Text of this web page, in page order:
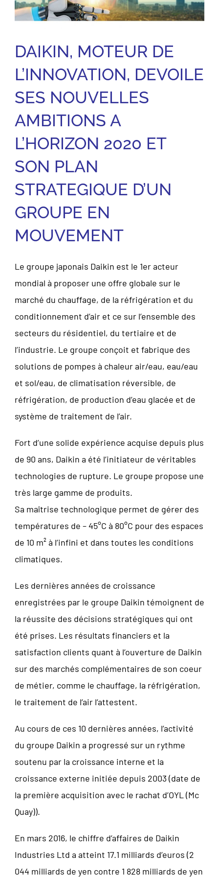
DAIKIN, MOTEUR DE
L’INNOVATION, DEVOILE
SES NOUVELLES
AMBITIONS A
L’HORIZON 2020 ET
SON PLAN
STRATEGIQUE D’UN
GROUPE EN
MOUVEMENT
Le groupe japonais Daikin est le 1er acteur
mondial à proposer une offre globale sur le
marché du chauffage, de la réfrigération et du
conditionnement d’air et ce sur l’ensemble des
secteurs du résidentiel, du tertiaire et de
l’industrie. Le groupe conçoit et fabrique des
solutions de pompes à chaleur air/eau, eau/eau
et sol/eau, de climatisation réversible, de
réfrigération, de production d’eau glacée et de
système de traitement de l’air.
Fort d’une solide expérience acquise depuis plus
de 90 ans, Daikin a été l’initiateur de véritables
technologies de rupture. Le groupe propose une
très large gamme de produits.
Sa maîtrise technologique permet de gérer des
températures de – 45°C à 80°C pour des espaces
de 10 m² à l’infini et dans toutes les conditions
climatiques.
Les dernières années de croissance
enregistrées par le groupe Daikin témoignent de
la réussite des décisions stratégiques qui ont
été prises. Les résultats financiers et la
satisfaction clients quant à l’ouverture de Daikin
sur des marchés complémentaires de son coeur
de métier, comme le chauffage, la réfrigération,
le traitement de l’air l’attestent.
Au cours de ces 10 dernières années, l’activité
du groupe Daikin a progressé sur un rythme
soutenu par la croissance interne et la
croissance externe initiée depuis 2003 (date de
la première acquisition avec le rachat d’OYL (Mc
Quay)).
En mars 2016, le chiffre d’affaires de Daikin
Industries Ltd a atteint 17.1 milliards d’euros (2
044 milliards de yen contre 1 828 milliards de yen